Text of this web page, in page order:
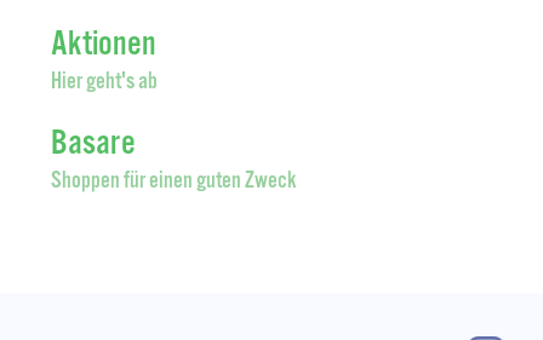
Aktionen
Hier geht's ab
Basare
Shoppen für einen guten Zweck